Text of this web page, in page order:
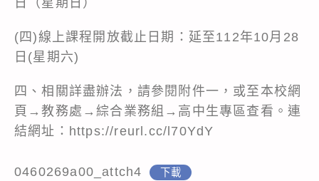
(四)線上課程開放截止日期：延至112年10月28
日(星期六)
四、相關詳盡辦法，請參閱附件一，或至本校網
頁→教務處→綜合業務組→高中生專區查看。連
結網址：https://reurl.cc/l70YdY
0460269a00_attch4 下載